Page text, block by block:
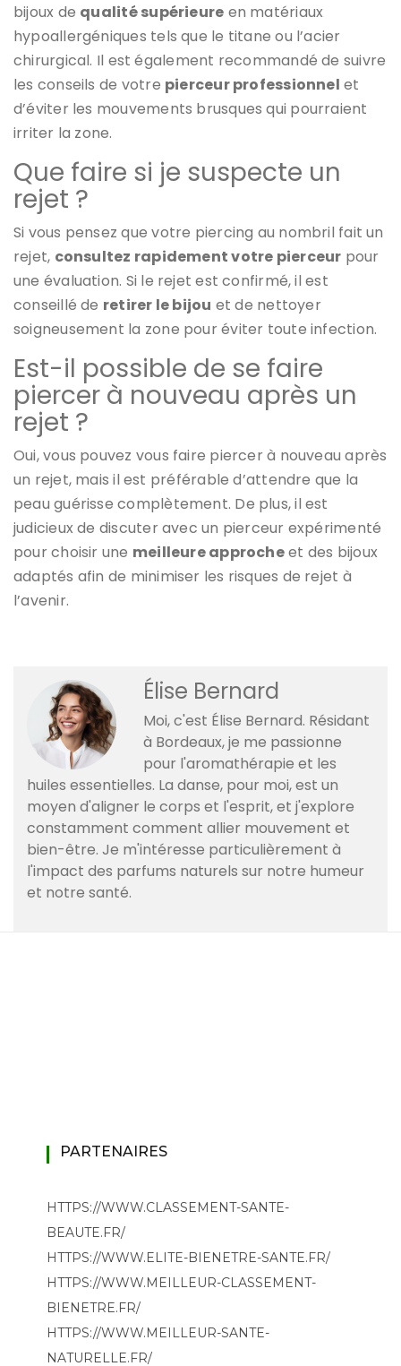
bijoux de qualité supérieure en matériaux
hypoallergéniques tels que le titane ou l’acier
chirurgical. Il est également recommandé de suivre
les conseils de votre pierceur professionnel et
d’éviter les mouvements brusques qui pourraient
irriter la zone.
Que faire si je suspecte un
rejet ?
Si vous pensez que votre piercing au nombril fait un
rejet, consultez rapidement votre pierceur pour
une évaluation. Si le rejet est confirmé, il est
conseillé de retirer le bijou et de nettoyer
soigneusement la zone pour éviter toute infection.
Est-il possible de se faire
piercer à nouveau après un
rejet ?
Oui, vous pouvez vous faire piercer à nouveau après
un rejet, mais il est préférable d’attendre que la
peau guérisse complètement. De plus, il est
judicieux de discuter avec un pierceur expérimenté
pour choisir une meilleure approcheet des bijoux
adaptés afin de minimiser les risques de rejet à
l’avenir.
Élise Bernard
Moi, c'est Élise Bernard. Résidant
à Bordeaux, je me passionne
pour l'aromathérapie et les
huiles essentielles. La danse, pour moi, est un
moyen d'aligner le corps et l'esprit, et j'explore
constamment comment allier mouvement et
bien-être. Je m'intéresse particulièrement à
l'impact des parfums naturels sur notre humeur
et notre santé.
PARTENAIRES
HTTPS://WWW.CLASSEMENT-SANTE-
BEAUTE.FR/
HTTPS://WWW.ELITE-BIENETRE-SANTE.FR/
HTTPS://WWW.MEILLEUR-CLASSEMENT-
BIENETRE.FR/
HTTPS://WWW.MEILLEUR-SANTE-
NATURELLE.FR/